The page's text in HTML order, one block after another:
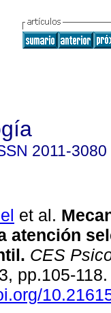
2011-3080
et al.
atención
CES
pp.105-